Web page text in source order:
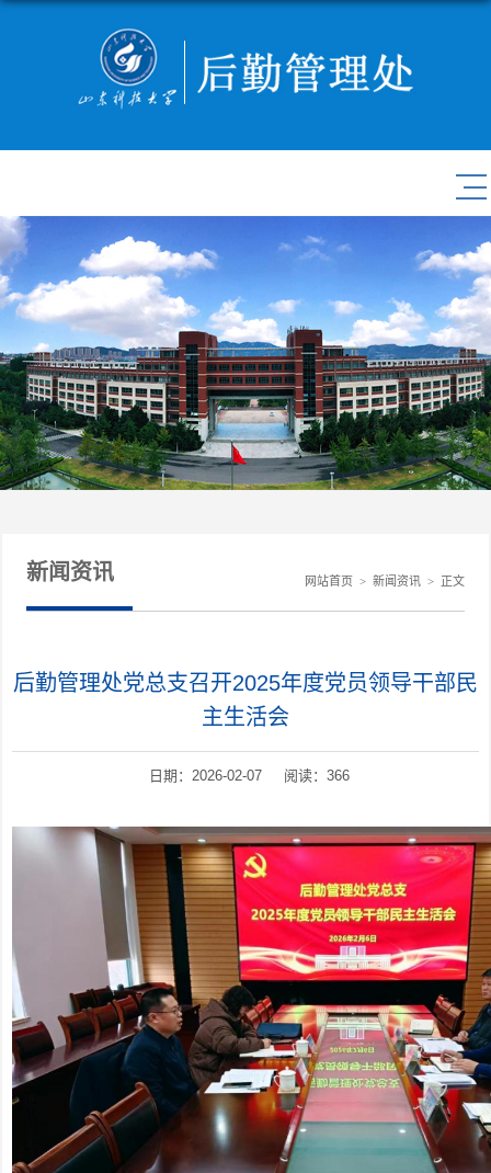
新闻资讯 网站首页 >新闻资讯 > 正文
后勤管理处党总支召开2025年度党员领导干部民
主生活会
日期：2026-02-07 阅读：366